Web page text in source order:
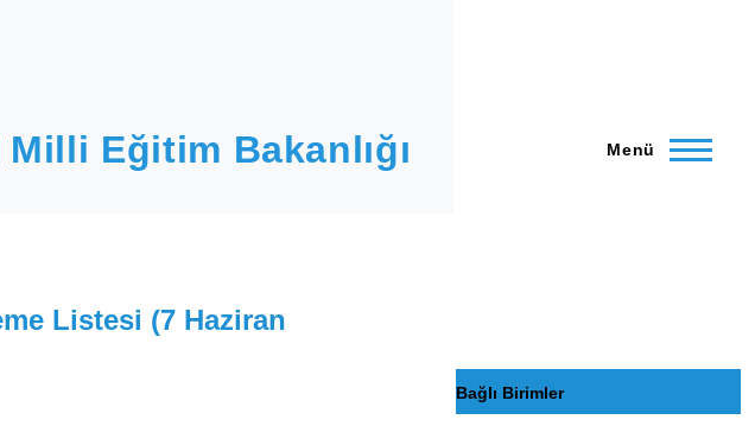
Eğitim Bakanlığı Menü
Listesi (7 Haziran
Bağlı Birimler